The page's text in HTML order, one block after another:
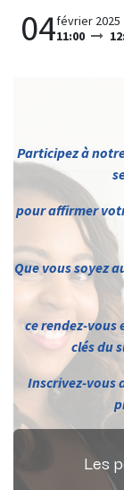
04février 2025
11:00
Participez à
pour affirmer
Que vous soyez
ce rendez-
clés du
Inscrivez-vous
Les